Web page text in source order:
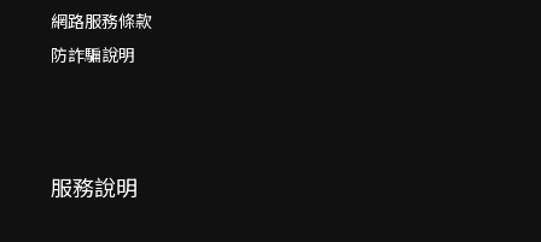
網路服務條款
防詐騙說明
服務說明